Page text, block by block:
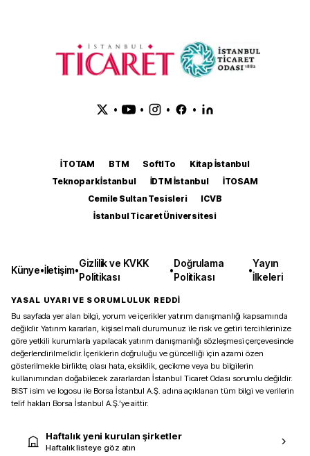
• • • •
İTOTAM BTM SoftITo
Kitap İstanbul
Teknopark İstanbul
İDTM İstanbul
İTOSAM
Cemile Sultan Tesisleri
ICVB
İstanbul Ticaret Üniversitesi
Künye•İletişim•
Gizlilik ve KVKK
Politikası
•
Doğrulama
Politikası
•
Yayın
İlkeleri
YASAL UYARI VE SORUMLULUK REDDİ
Bu sayfada yer alan bilgi, yorum ve içerikler yatırım danışmanlığı kapsamında
değildir. Yatırım kararları, kişisel mali durumunuz ile risk ve getiri tercihlerinize
göre yetkili kurumlarla yapılacak yatırım danışmanlığı sözleşmesi çerçevesinde
değerlendirilmelidir. İçeriklerin doğruluğu ve güncelliği için azami özen
gösterilmekle birlikte, olası hata, eksiklik, gecikme veya bu bilgilerin
kullanımından doğabilecek zararlardan İstanbul Ticaret Odası sorumlu değildir.
BIST isim ve logosu ile Borsa İstanbul A.Ş. adına açıklanan tüm bilgi ve verilerin
telif hakları Borsa İstanbul A.Ş.’ye aittir.
Haftalık yeni kurulan şirketler
Haftalık listeye göz atın